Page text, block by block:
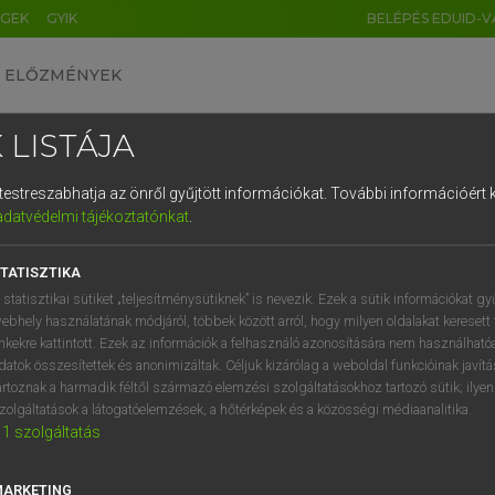
GYIK BELÉPÉS EDUID-
ELŐZMÉNYEK
nagyszótár
VAN ELŐFIZETÉSED?
megtekintéséhez.
LISTÁJA
az önről gyűjtött információkat. További információért
tájékoztatónkat.
statisztikai sütiket „teljesítménysütiknek” is nevezik. Ezek a sütik információkat
használatának módjáról, többek között arról, hogy milyen oldalakat keresett
kattintott. Ezek az információk a felhasználó azonosítására nem
összesítettek és anonimizáltak. Céljuk kizárólag a weboldal funkcióinak
a harmadik féltől származó elemzési szolgáltatásokhoz tartozó sütik;
a látogatóelemzések, a hőtérképek és a közösségi médiaanalitika.
1 szolgáltatás
DE CN FR ES IT NL
1 2 3 4 5 6 7 8 9
q w e r t z u i
a s d f g h j k l é
í y x c v b n m , .